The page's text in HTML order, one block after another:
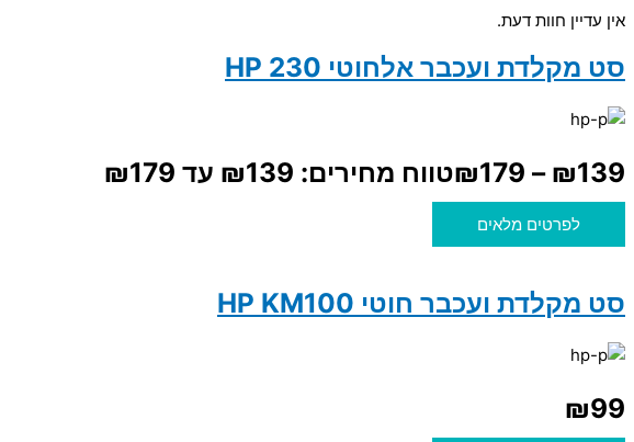
אין עדיין חוות דעת.
סט מקלדת ועכבר אלחוטי HP 230
₪139
–
₪179 טווח מחירים: ⁦₪139⁩ עד ⁦₪179⁩
לפרטים מלאים
סט מקלדת ועכבר חוטי HP KM100
₪99